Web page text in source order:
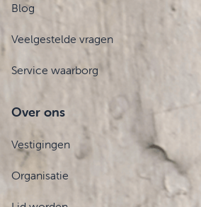
Blog
Veelgestelde vragen
Service waarborg
Over ons
Vestigingen
Organisatie